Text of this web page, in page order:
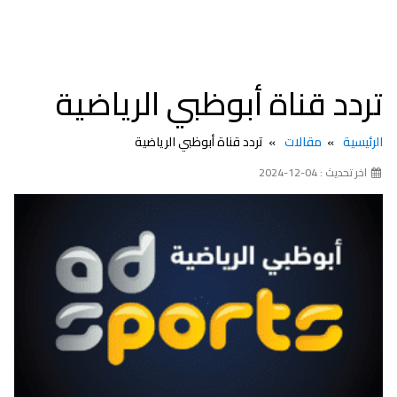
تردد قناة أبوظبي الرياضية
الرئيسية مقالات تردد قناة أبوظبي الرياضية
اخر تحديث : 04-12-2024